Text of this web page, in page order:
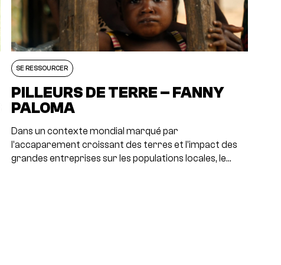
SE RESSOURCER
PILLEURS DE TERRE – FANNY
PALOMA
Dans un contexte mondial marqué par
l’accaparement croissant des terres et l’impact des
grandes entreprises sur les populations locales, le…